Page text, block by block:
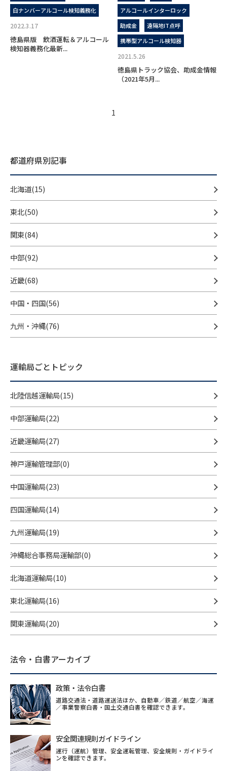
白ナンバーアルコール検知義務化
2022.3.17
徳島県版 飲酒運転＆アルコール
検知器義務化最新...
アルコールインターロック
助成金
遠隔地IT点呼
携帯型アルコール検知器
2021.5.26
徳島県トラック協会、助成金情報
（2021年5月...
1
都道府県別記事
北海道(15)
東北(50)
関東(84)
中部(92)
近畿(68)
中国・四国(56)
九州・沖縄(76)
運輸局ごとトピック
北陸信越運輸局(15)
中部運輸局(22)
近畿運輸局(27)
神戸運輸管理部(0)
中国運輸局(23)
四国運輸局(14)
九州運輸局(19)
沖縄総合事務局運輸部(0)
北海道運輸局(10)
東北運輸局(16)
関東運輸局(20)
法令・白書アーカイブ
政策・法令白書
道路交通法・道路運送法ほか、自動車／鉄道／航空／海運
／事業警察白書・国土交通白書を確認できます。
安全関連規則ガイドライン
運行（運航）管理、安全運転管理、安全規則・ガイドライ
ンを確認できます。